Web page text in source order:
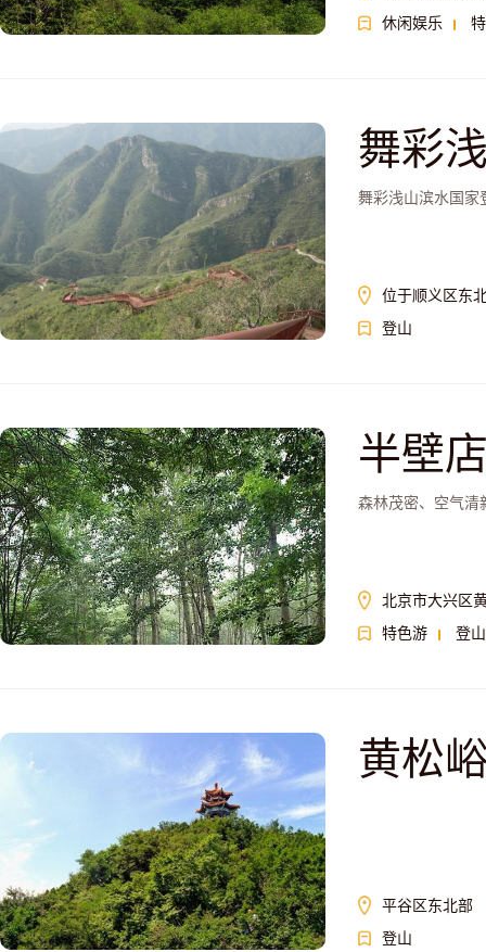
休闲娱乐
舞彩
舞彩浅山滨水国家
位于顺义区东
登山
半壁
森林茂密、空气清
北京市大兴区
特色游
登山
黄松
平谷区东北部
登山